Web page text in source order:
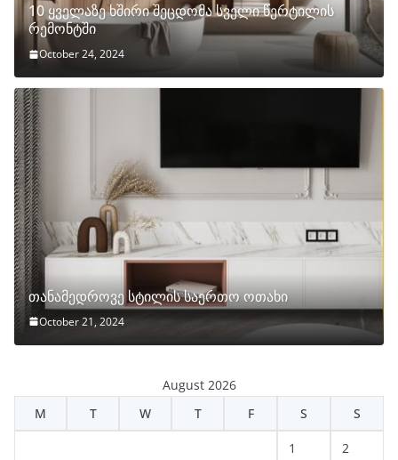
10 ყველაზე ხშირი შეცდომა სველი წერტილის
რემონტში
October 24, 2024
თანამედროვე სტილის საერთო ოთახი
October 21, 2024
August 2026
M
T W T F S S
1 2